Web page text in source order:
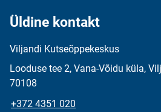
Üldine kontakt
Viljandi Kutseõppekeskus
Looduse tee 2, Vana-Võidu küla,
70108
+372 4351 020